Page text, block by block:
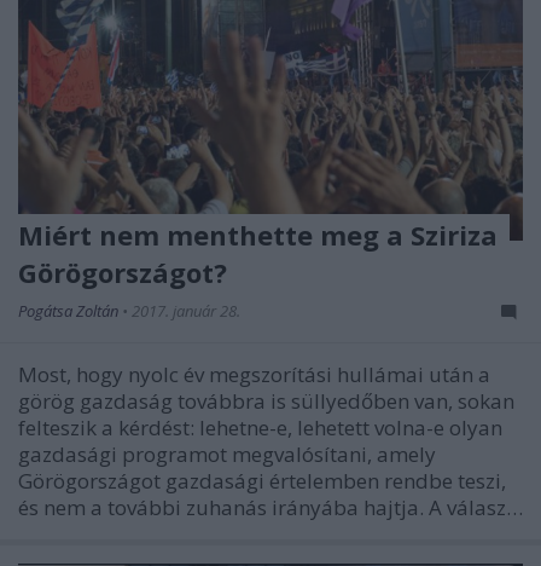
Miért nem menthette meg a Sziriza
Görögországot?
Pogátsa Zoltán • 2017. január 28.
Most, hogy nyolc év megszorítási hullámai után a
görög gazdaság továbbra is süllyedőben van, sokan
felteszik a kérdést: lehetne-e, lehetett volna-e olyan
gazdasági programot megvalósítani, amely
Görögországot gazdasági értelemben rendbe teszi,
és nem a további zuhanás irányába hajtja. A válasz…